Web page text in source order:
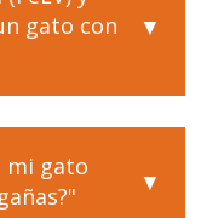
gato con
mi gato